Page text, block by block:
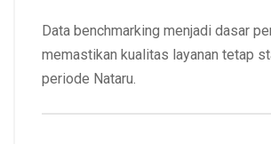
Data benchmarking menjadi dasar
memastikan kualitas layanan tetap
periode Nataru.